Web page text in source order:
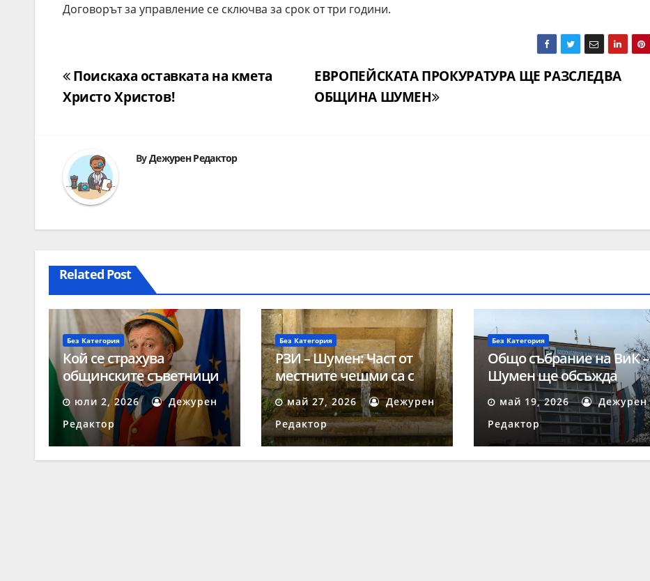
Договорът за управление се сключва за срок от три години.
Навигация
ЕВРОПЕЙСКАТА ПРОКУРАТУРА ЩЕ РАЗСЛЕДВА
ОБЩИНА ШУМЕН
Поискаха оставката на кмета
Христо Христов!
ByДежурен Редактор
Related Post
Без Категория
Кой се страхува
общинските съветници
да получават твърди
заплати?
юли 2, 2026
Дежурен
Редактор
Без Категория
РЗИ – Шумен: Част от
местните чешми са с
негодна за пиене вода
май 27, 2026
Дежурен
Редактор
Без Категория
Общо събрание на ВиК –
Шумен ще обсъжда
ключови въпроси на 26
маймай 19, 2026
Дежурен
Редактор